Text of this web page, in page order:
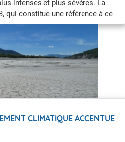
intenses et plus sévères. La
qui constitue une référence à ce
France à +4 °C.
CLIMATIQUE ACCENTUE